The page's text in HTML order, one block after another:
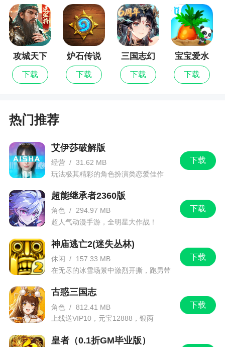
攻城天下
下载
炉石传说
下载
三国志幻
想大陆
下载
宝宝爱水
果蔬菜
下载
热门推荐
下载
艾伊莎破解版
经营 / 31.62 MB
玩法极其精彩的角色扮演类恋爱佳作
下载
超能继承者2360版
角色 / 294.97 MB
超人气动漫手游，全明星大作战！
下载
神庙逃亡2(迷失丛林)
休闲 /
157.33 MB
在无尽的冰雪场景中激烈开撕，跑男带
下载
古惑三国志
角色 / 812.41 MB
上线送VIP10，元宝12888，银两
皇者（0.1折GM毕业版）